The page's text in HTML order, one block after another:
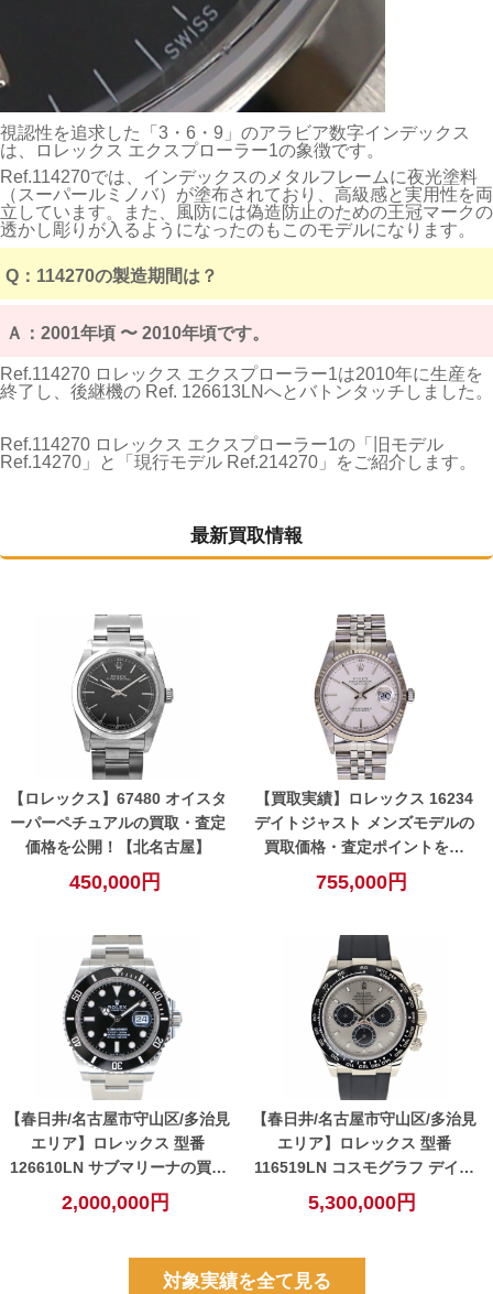
視認性を追求した「3・6・9」のアラビア数字インデックス
は、ロレックス エクスプローラー1の象徴です。
Ref.114270では、インデックスのメタルフレームに夜光塗料
（スーパールミノバ）が塗布されており、高級感と実用性を両
立しています。また、風防には偽造防止のための王冠マークの
透かし彫りが入るようになったのもこのモデルになります。
Q：114270の製造期間は？
Ａ：2001年頃 〜 2010年頃です。
Ref.114270 ロレックス エクスプローラー1は2010年に生産を
終了し、後継機の Ref. 126613LNへとバトンタッチしました。
Ref.114270 ロレックス エクスプローラー1の「旧モデル
Ref.14270」と「現行モデル Ref.214270」をご紹介します。
最新買取情報
【ロレックス】67480 オイスタ
ーパーペチュアルの買取・査定
価格を公開！【北名古屋】
450,000円
【買取実績】ロレックス 16234
デイトジャスト メンズモデルの
買取価格・査定ポイントを公
開！【小牧】
755,000円
【春日井/名古屋市守山区/多治見
エリア】ロレックス 型番
126610LN サブマリーナの買取
査定価格を公開！【春日井】
2,000,000円
【春日井/名古屋市守山区/多治見
エリア】ロレックス 型番
116519LN コスモグラフ デイト
ナの買取査定価格を公開！【春
日井】
5,300,000円
対象実績を全て見る